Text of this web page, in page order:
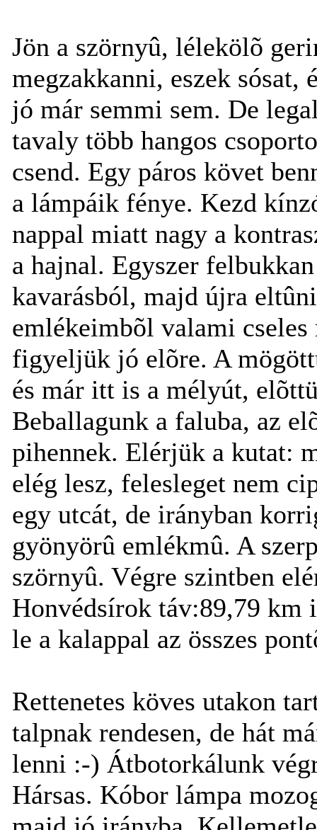
Jön a szörnyû, lélekölõ
megzakkanni, eszek sósat,
jó már semmi sem. De
tavaly több hangos
csend. Egy páros követ
a lámpáik fénye. Kezd
nappal miatt nagy a
a hajnal. Egyszer
kavarásból, majd újra
emlékeimbõl valami
figyeljük jó elõre. A
és már itt is a mélyút,
Beballagunk a faluba, az
pihennek. Elérjük a kutat:
elég lesz, felesleget nem
egy utcát, de irányban
gyönyörû emlékmû. A
szörnyû. Végre szintben
Honvédsírok táv:89,79 km
le a kalappal az összes
Rettenetes köves utakon
talpnak rendesen, de hát
lenni :-) Átbotorkálunk
Hársas. Kóbor lámpa